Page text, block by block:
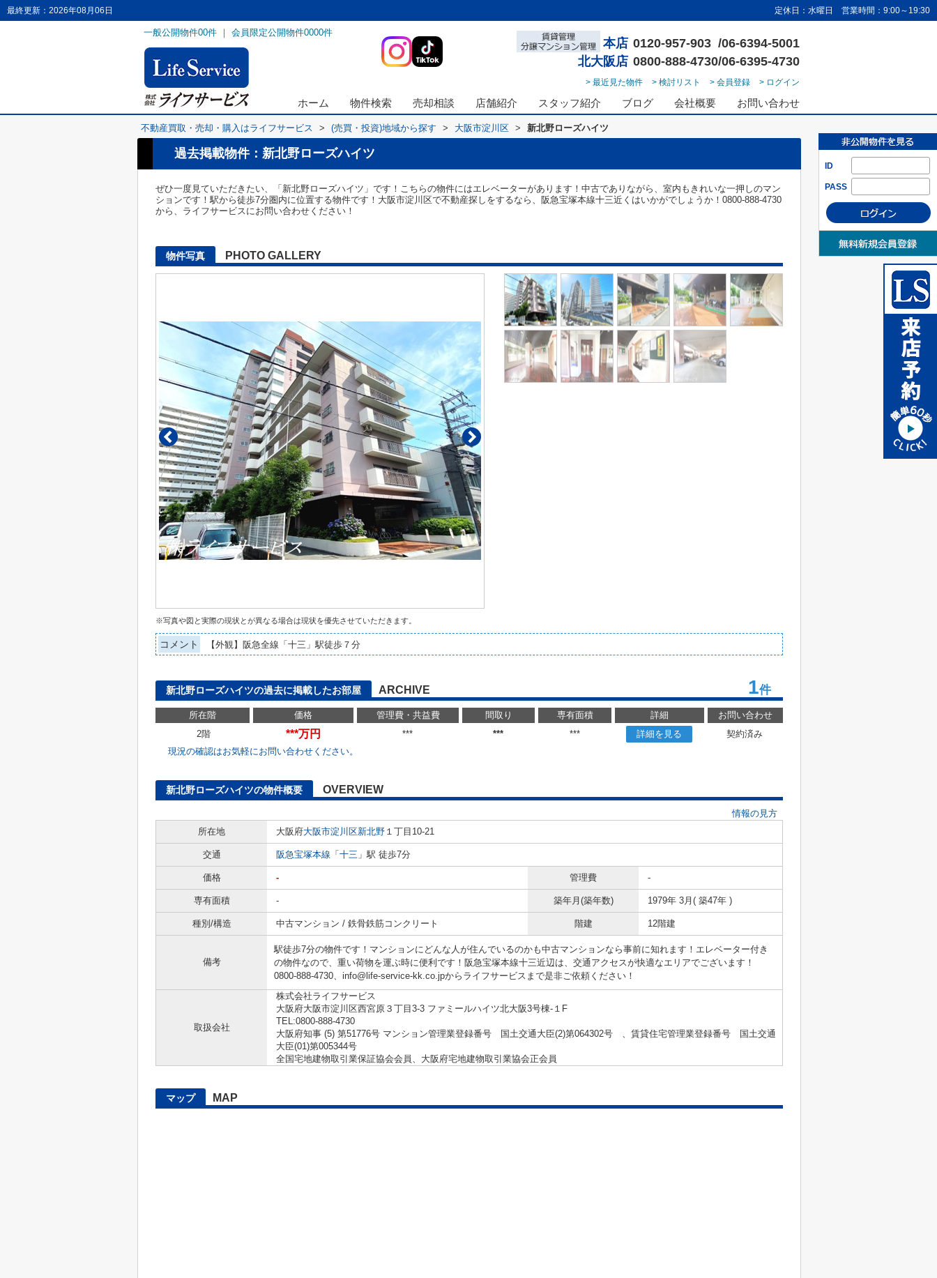
最終更新：2026年08月06日 定休日：水曜日 営業時間：9:00～19:30
一般公開物件00件 ｜ 会員限定公開物件0000件
本店 0120-957-903 /06-6394-5001
北大阪店 0800-888-4730/06-6395-4730
> 最近見た物件 > 検討リスト > 会員登録 > ログイン
ホーム 物件検索 売却相談 店舗紹介 スタッフ紹介 ブログ 会社概要 お問い合わせ
ID
PASS
不動産買取・売却・購入はライフサービス > (売買・投資)地域から探す > 大阪市淀川区 > 新北野ローズハイツ
過去掲載物件：新北野ローズハイツ
ぜひ一度見ていただきたい、「新北野ローズハイツ」です！こちらの物件にはエレベーターがあります！中古でありながら、室内もきれいな一押しのマン
ションです！駅から徒歩7分圏内に位置する物件です！大阪市淀川区で不動産探しをするなら、阪急宝塚本線十三近くはいかがでしょうか！0800-888-4730
から、ライフサービスにお問い合わせください！
物件写真 PHOTO GALLERY
※写真や図と実際の現状とが異なる場合は現状を優先させていただきます。
コメント 【外観】阪急全線「十三」駅徒歩７分
新北野ローズハイツの過去に掲載したお部屋 ARCHIVE 1件
所在階 価格 管理費・共益費 間取り 専有面積 詳細
お問い合わせ
2階
***万円 *** *** *** 詳細を見る
契約済み
現況の確認はお気軽にお問い合わせください。
新北野ローズハイツの物件概要 OVERVIEW
情報の見方
所在地
大阪府大阪市淀川区新北野 １丁目10-21
交通 阪急宝塚本線 「 十三 」駅 徒歩7分
価格 - 管理費 -
専有面積 - 築年月(築年数) 1979年 3月( 築47年 )
種別/構造 中古マンション / 鉄骨鉄筋コンクリート 階建 12階建
備考
駅徒歩7分の物件です！マンションにどんな人が住んでいるのかも中古マンションなら事前に知れます！エレベーター付き
の物件なので、重い荷物を運ぶ時に便利です！阪急宝塚本線十三近辺は、交通アクセスが快適なエリアでございます！
0800-888-4730、info@life-service-kk.co.jpからライフサービスまで是非ご依頼ください！
取扱会社
株式会社ライフサービス
大阪府大阪市淀川区西宮原３丁目3-3 ファミールハイツ北大阪3号棟-１F
TEL:0800-888-4730
大阪府知事 (5) 第51776号 マンション管理業登録番号 国土交通大臣(2)第064302号 、賃貸住宅管理業登録番号 国土交通
大臣(01)第005344号
全国宅地建物取引業保証協会会員、大阪府宅地建物取引業協会正会員
マップ MAP